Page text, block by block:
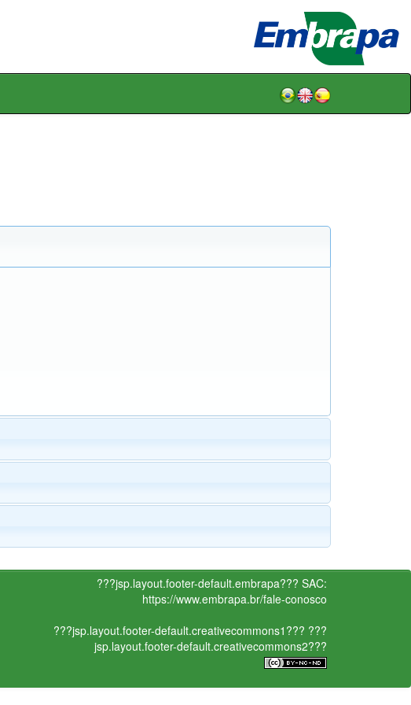
???jsp.layout.footer-default.embrapa??? SAC:
https://www.embrapa.br/fale-conosco
???jsp.layout.footer-default.creativecommons1??? ???
jsp.layout.footer-default.creativecommons2???